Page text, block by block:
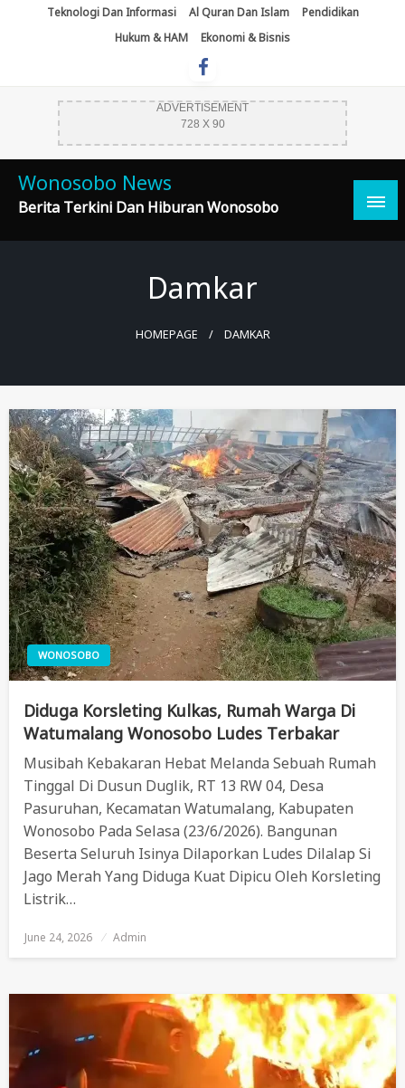
Teknologi Dan Informasi Al Quran Dan Islam
Pendidikan
Hukum & HAM
Ekonomi & Bisnis
ADVERTISEMENT
728 X 90
Wonosobo News
Berita Terkini Dan Hiburan Wonosobo
Damkar
HOMEPAGE DAMKAR
WONOSOBO
Diduga Korsleting Kulkas, Rumah Warga Di
Watumalang Wonosobo Ludes Terbakar
Musibah Kebakaran Hebat Melanda Sebuah Rumah
Tinggal Di Dusun Duglik, RT 13 RW 04, Desa
Pasuruhan, Kecamatan Watumalang, Kabupaten
Wonosobo Pada Selasa (23/6/2026). Bangunan
Beserta Seluruh Isinya Dilaporkan Ludes Dilalap Si
Jago Merah Yang Diduga Kuat Dipicu Oleh Korsleting
Listrik…
Posted
June 24, 2026 Admin